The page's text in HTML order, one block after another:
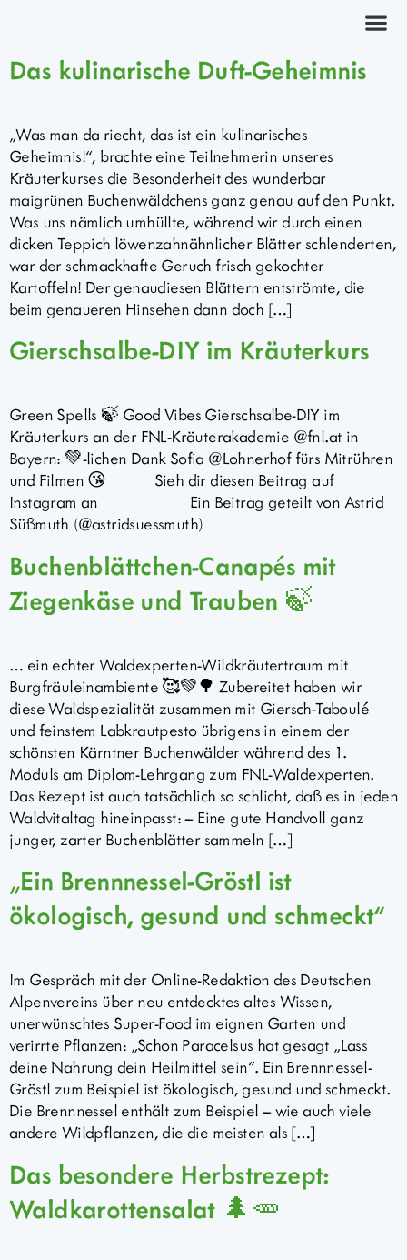
Das kulinarische Duft-Geheimnis
„Was man da riecht, das ist ein kulinarisches
Geheimnis!“, brachte eine Teilnehmerin unseres
Kräuterkurses die Besonderheit des wunderbar
maigrünen Buchenwäldchens ganz genau auf den Punkt.
Was uns nämlich umhüllte, während wir durch einen
dicken Teppich löwenzahnähnlicher Blätter schlenderten,
war der schmackhafte Geruch frisch gekochter
Kartoffeln! Der genaudiesen Blättern entströmte, die
beim genaueren Hinsehen dann doch […]
Gierschsalbe-DIY im Kräuterkurs
Green Spells 🍃 Good Vibes Gierschsalbe-DIY im
Kräuterkurs an der FNL-Kräuterakademie @fnl.at in
Bayern: 💚-lichen Dank Sofia @Lohnerhof fürs Mitrühren
und Filmen 😘 Sieh dir diesen Beitrag auf
Instagram an Ein Beitrag geteilt von Astrid
Süßmuth (@astridsuessmuth)
Buchenblättchen-Canapés mit
Ziegenkäse und Trauben 🍃
… ein echter Waldexperten-Wildkräutertraum mit
Burgfräuleinambiente 🥰💚🌳 Zubereitet haben wir
diese Waldspezialität zusammen mit Giersch-Taboulé
und feinstem Labkrautpesto übrigens in einem der
schönsten Kärntner Buchenwälder während des 1.
Moduls am Diplom-Lehrgang zum FNL-Waldexperten.
Das Rezept ist auch tatsächlich so schlicht, daß es in jeden
Waldvitaltag hineinpasst: – Eine gute Handvoll ganz
junger, zarter Buchenblätter sammeln […]
„Ein Brennnessel-Gröstl ist
ökologisch, gesund und schmeckt“
Im Gespräch mit der Online-Redaktion des Deutschen
Alpenvereins über neu entdecktes altes Wissen,
unerwünschtes Super-Food im eignen Garten und
verirrte Pflanzen: „Schon Paracelsus hat gesagt „Lass
deine Nahrung dein Heilmittel sein“. Ein Brennnessel-
Gröstl zum Beispiel ist ökologisch, gesund und schmeckt.
Die Brennnessel enthält zum Beispiel – wie auch viele
andere Wildpflanzen, die die meisten als […]
Das besondere Herbstrezept:
Waldkarottensalat 🌲🥕